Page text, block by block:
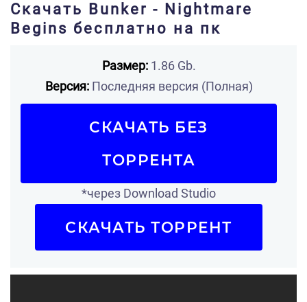
Скачать Bunker - Nightmare
Begins бесплатно на пк
Размер:1.86 Gb.
Версия:Последняя версия (Полная)
СКАЧАТЬ БЕЗ
ТОРРЕНТА
*через Download Studio
СКАЧАТЬ ТОРРЕНТ